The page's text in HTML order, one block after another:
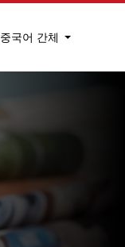
중국어 간체